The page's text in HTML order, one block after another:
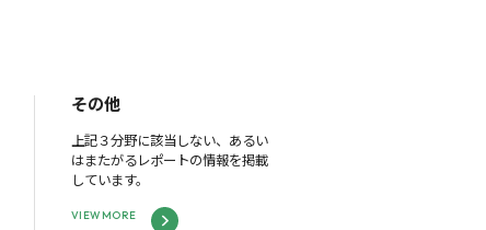
その他
上記３分野に該当しない、あるい
はまたがるレポートの情報を掲載
しています。
VIEW MORE